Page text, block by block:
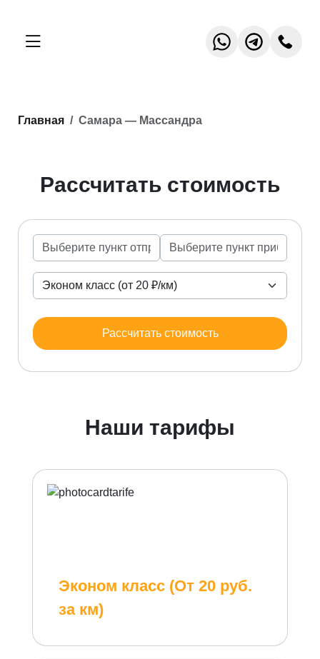
Главная Самара — Массандра
Рассчитать стоимость
Рассчитать стоимость
Наши тарифы
Эконом класс (От 20 руб.
за км)